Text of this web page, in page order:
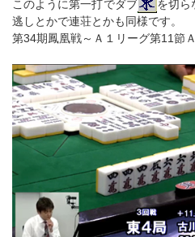
このように第一打でダブ
を切ら
逃しとかで連荘とかも同様です。
第34期鳳凰戦～Ａ１リーグ第11節